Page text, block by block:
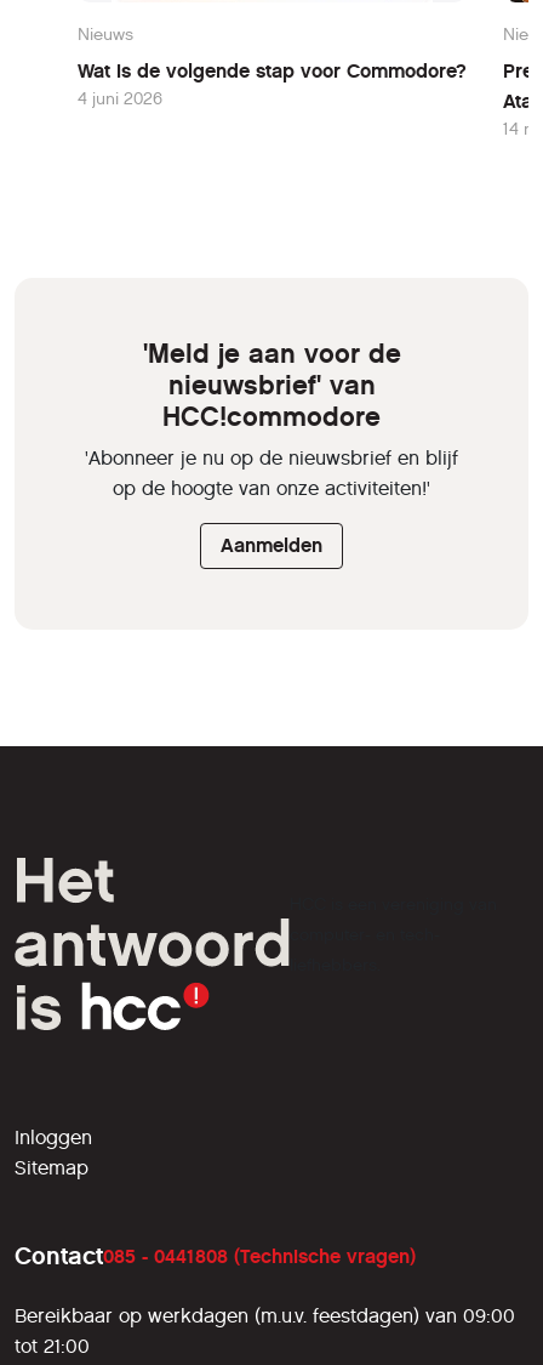
Nieuws
Wat is de volgende stap voor Commodore?
4 juni 2026
14
'Meld je aan voor de
nieuwsbrief' van
HCC!commodore
'Abonneer je nu op de nieuwsbrief en blijf
op de hoogte van onze activiteiten!'
Aanmelden
liefhebbers.
Inloggen
Sitemap
Contact085 - 0441808 (Technische vragen)
Bereikbaar op werkdagen (m.u.v. feestdagen) van 09:00
tot 21:00